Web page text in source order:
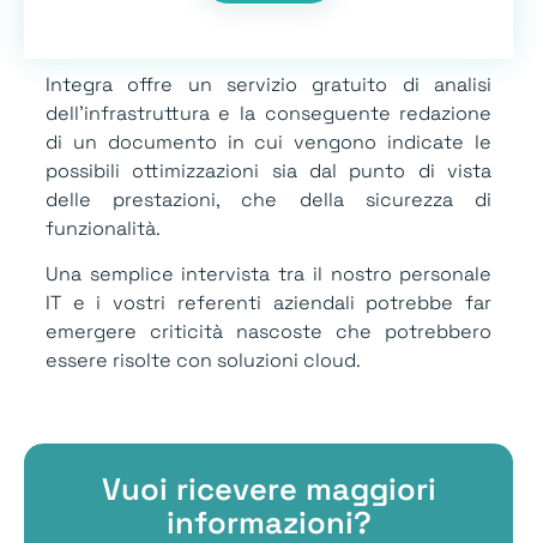
Integra offre un servizio gratuito di analisi
dell’infrastruttura e la conseguente redazione
di un documento in cui vengono indicate le
possibili ottimizzazioni sia dal punto di vista
delle prestazioni, che della sicurezza di
funzionalità.
Una semplice intervista tra il nostro personale
IT e i vostri referenti aziendali potrebbe far
emergere criticità nascoste che potrebbero
essere risolte con soluzioni cloud.
Vuoi ricevere maggiori
informazioni?